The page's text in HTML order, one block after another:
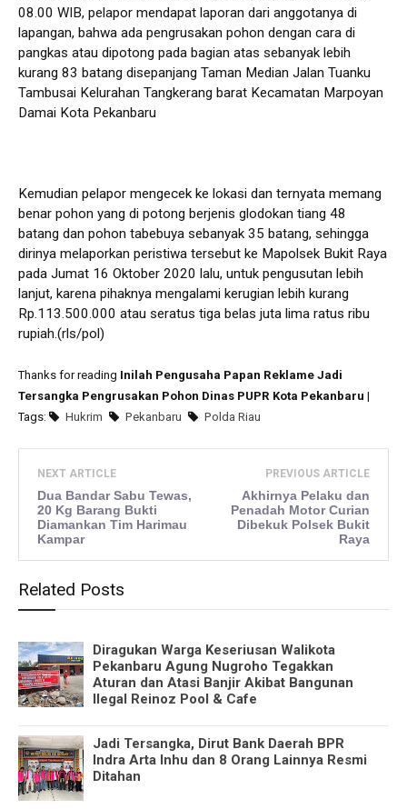
08.00 WIB, pelapor mendapat laporan dari anggotanya di
lapangan, bahwa ada pengrusakan pohon dengan cara di
pangkas atau dipotong pada bagian atas sebanyak lebih
kurang 83 batang disepanjang Taman Median Jalan Tuanku
Tambusai Kelurahan Tangkerang barat Kecamatan Marpoyan
Damai Kota Pekanbaru
Kemudian pelapor mengecek ke lokasi dan ternyata memang
benar pohon yang di potong berjenis glodokan tiang 48
batang dan pohon tabebuya sebanyak 35 batang, sehingga
dirinya melaporkan peristiwa tersebut ke Mapolsek Bukit Raya
pada Jumat 16 Oktober 2020 lalu, untuk pengusutan lebih
lanjut, karena pihaknya mengalami kerugian lebih kurang
Rp.113.500.000 atau seratus tiga belas juta lima ratus ribu
rupiah.(rls/pol)
Thanks for reading Inilah Pengusaha Papan Reklame Jadi
Tersangka Pengrusakan Pohon Dinas PUPR Kota Pekanbaru |
Tags:
Hukrim Pekanbaru Polda Riau
NEXT ARTICLE
Dua Bandar Sabu Tewas,
20 Kg Barang Bukti
Diamankan Tim Harimau
Kampar
PREVIOUS ARTICLE
Akhirnya Pelaku dan
Penadah Motor Curian
Dibekuk Polsek Bukit
Raya
Related Posts
Diragukan Warga Keseriusan Walikota
Pekanbaru Agung Nugroho Tegakkan
Aturan dan Atasi Banjir Akibat Bangunan
Ilegal Reinoz Pool & Cafe
Jadi Tersangka, Dirut Bank Daerah BPR
Indra Arta Inhu dan 8 Orang Lainnya Resmi
Ditahan